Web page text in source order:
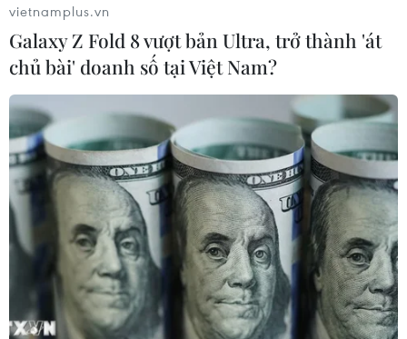
vietnamplus.vn
Galaxy Z Fold 8 vượt bản Ultra, trở thành 'át
chủ bài' doanh số tại Việt Nam?